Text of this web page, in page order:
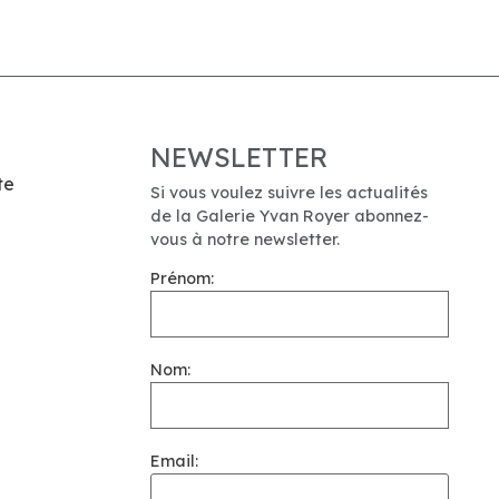
NEWSLETTER
Si vous voulez suivre les actualités
de la Galerie Yvan Royer abonnez-
vous à notre newsletter.
Prénom:
Nom:
Email: